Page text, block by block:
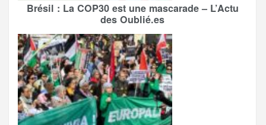
Brésil : La COP30 est une mascarade – L’Actu
des Oublié.es